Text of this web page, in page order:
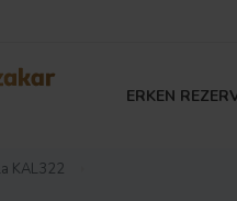
ERKEN
KAL322